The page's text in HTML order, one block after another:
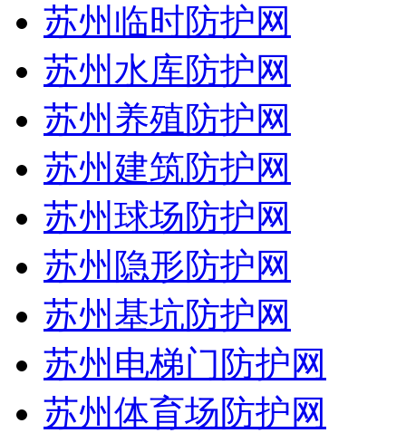
苏州临时防护网
苏州水库防护网
苏州养殖防护网
苏州建筑防护网
苏州球场防护网
苏州隐形防护网
苏州基坑防护网
苏州电梯门防护网
苏州体育场防护网